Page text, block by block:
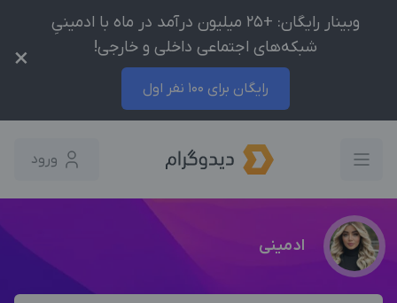
وبینار رایگان: +25 میلیون درآمد در ماه با ادمینیِ
شبکه‌های اجتماعی داخلی و خارجی!
رایگان برای 100 نفر اول
×
ورود
ادمینی